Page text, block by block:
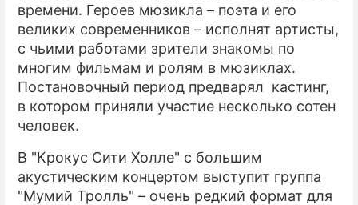
времени. Героев мюзикла – поэта и его
великих современников – исполнят артисты,
с чьими работами зрители знакомы по
многим фильмам и ролям в мюзиклах.
Постановочный период предварял кастинг,
в котором приняли участие несколько сотен
человек.
В "Крокус Сити Холле" с большим
акустическим концертом выступит группа
"Мумий Тролль" – очень редкий формат для